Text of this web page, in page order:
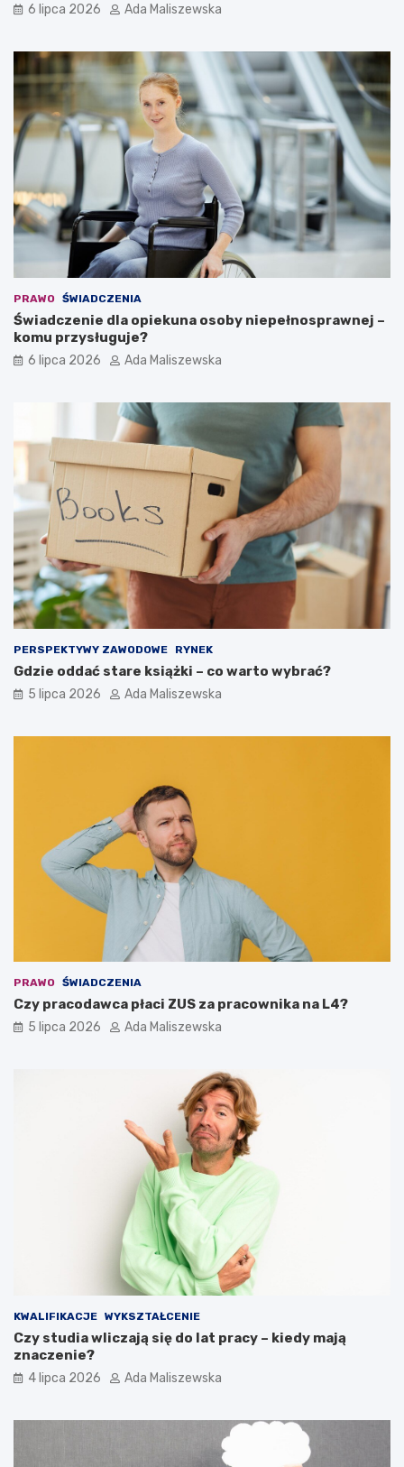
6 lipca 2026 Ada Maliszewska
PRAWO ŚWIADCZENIA
Świadczenie dla opiekuna osoby niepełnosprawnej –
komu przysługuje?
6 lipca 2026 Ada Maliszewska
PERSPEKTYWY ZAWODOWE RYNEK
Gdzie oddać stare książki – co warto wybrać?
5 lipca 2026 Ada Maliszewska
PRAWO ŚWIADCZENIA
Czy pracodawca płaci ZUS za pracownika na L4?
5 lipca 2026 Ada Maliszewska
KWALIFIKACJE WYKSZTAŁCENIE
Czy studia wliczają się do lat pracy – kiedy mają
znaczenie?
4 lipca 2026 Ada Maliszewska